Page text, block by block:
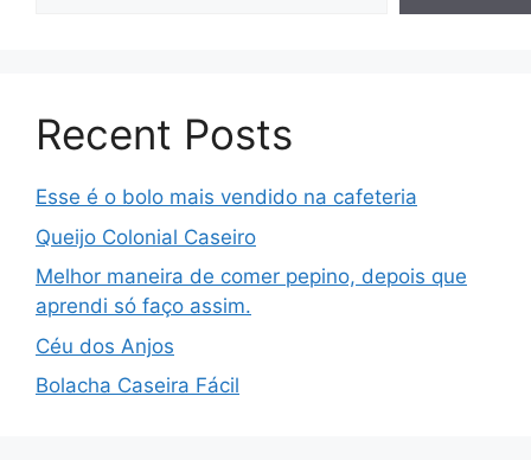
Recent Posts
Esse é o bolo mais vendido na cafeteria
Queijo Colonial Caseiro
Melhor maneira de comer pepino, depois que
aprendi só faço assim.
Céu dos Anjos
Bolacha Caseira Fácil